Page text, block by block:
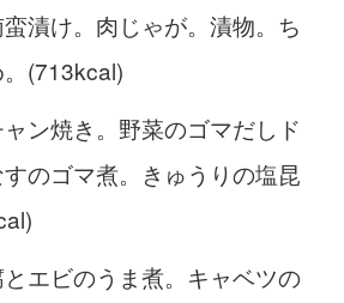
漬け。肉じゃが。漬物。ち
(713kcal)
ン焼き。野菜のゴマだしド
のゴマ煮。きゅうりの塩昆
エビのうま煮。キャベツの